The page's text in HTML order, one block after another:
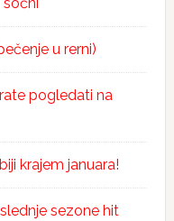
u rerni)
pogledati na
krajem januara!
sezone hit